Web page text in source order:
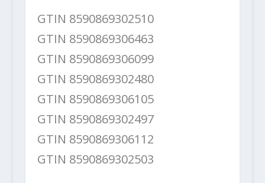
GTIN 8590869302510
GTIN 8590869306463
GTIN 8590869306099
GTIN 8590869302480
GTIN 8590869306105
GTIN 8590869302497
GTIN 8590869306112
GTIN 8590869302503